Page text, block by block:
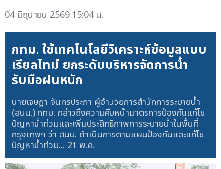
04 มิถุนายน 2569 15:04 น.
กทม. ใช้เทคโนโลยีวิเคราะห์ข้อมูลแบบ
เรียลไทม์ ยกระดับบริหารจัดการน้ำ
รับมือฝนหนัก
นายเจษฎา จันทรประภา ผู้อำนวยการสำนักการระบายน้ำ
(สนน.) กทม. กล่าวถึงความคืบหน้ามาตรการป้องกันแก้ไข
ปัญหาน้ำท่วมและเพิ่มประสิทธิภาพการระบายน้ำในพื้นที่
กรุงเทพฯ ว่า สนน. ดำเนินการตามแผนป้องกันและแก้ไข
ปัญหาน้ำท่วม... 21 พ.ค.